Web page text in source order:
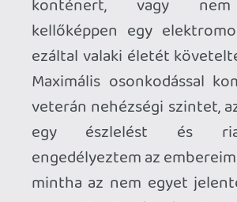
is tudják, mitől döglik a Fliege.